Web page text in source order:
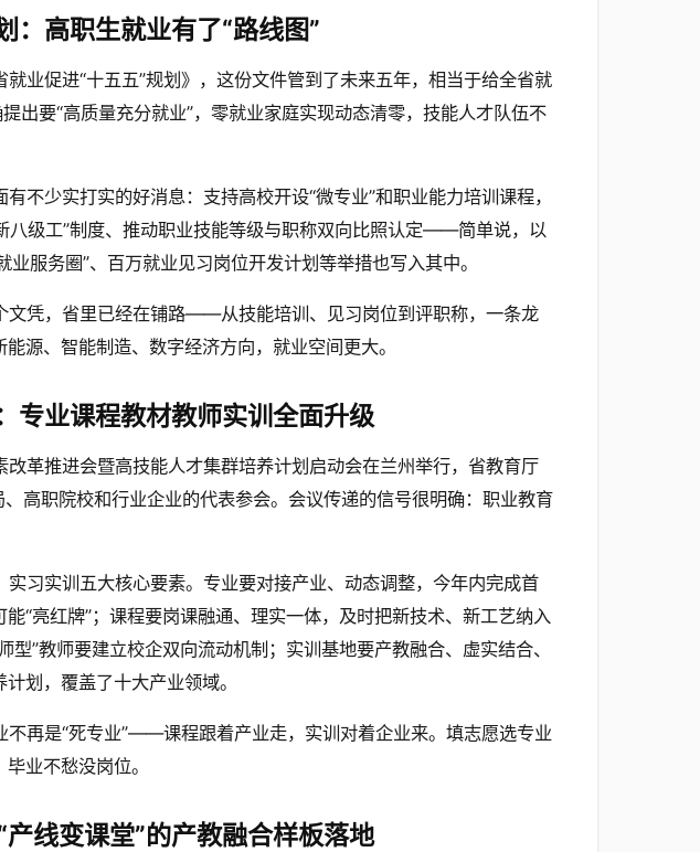
：高职生就业有了“路线图”
业促进“十五五”规划》，这份文件管到了未来五年，相当于给全省就
出要“高质量充分就业”，零就业家庭实现动态清零，技能人才队伍不
不少实打实的好消息：支持高校开设“微专业”和职业能力培训课程，
八级工”制度、推动职业技能等级与职称双向比照认定——简单说，以
业服务圈”、百万就业见习岗位开发计划等举措也写入其中。
文凭，省里已经在铺路——从技能培训、见习岗位到评职称，一条龙
源、智能制造、数字经济方向，就业空间更大。
专业课程教材教师实训全面升级
革推进会暨高技能人才集群培养计划启动会在兰州举行，省教育厅
高职院校和行业企业的代表参会。会议传递的信号很明确：职业教育
习实训五大核心要素。专业要对接产业、动态调整，今年内完成首
“亮红牌”；课程要岗课融通、理实一体，及时把新技术、新工艺纳入
”教师要建立校企双向流动机制；实训基地要产教融合、虚实结合、
划，覆盖了十大产业领域。
不再是“死专业”——课程跟着产业走，实训对着企业来。填志愿选专业
业不愁没岗位。
线变课堂”的产教融合样板落地